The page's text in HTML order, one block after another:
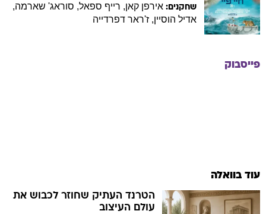
שחקנים: אירפן קאן, רייף ספאל, סוראג' שארמה,
אדיל הוסיין, ז'ראר דפרדייה
פייסבוק
עוד בוואלה
הטרנד העתיק שחוזר לכבוש את
עולם העיצוב